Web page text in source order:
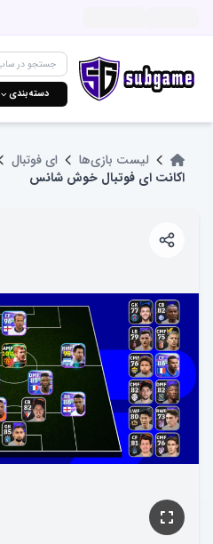
دسته‌بندی ⌵
لیست بازی‌ها
ای فوتبال
اکانت ای فوتبال خوش شانس